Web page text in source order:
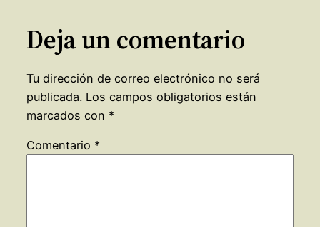
Deja un comentario
Tu dirección de correo electrónico no será
publicada. Los campos obligatorios están
marcados con *
Comentario *